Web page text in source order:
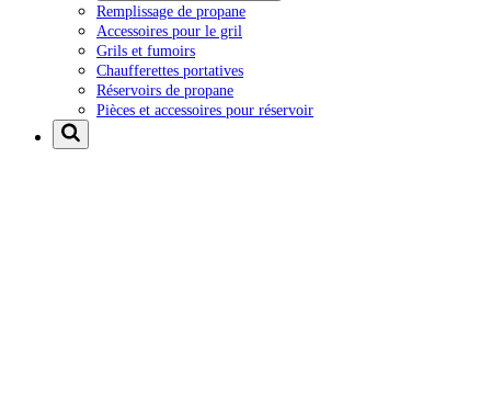
Remplissage de propane
Accessoires pour le gril
Grils et fumoirs
Chaufferettes portatives
Réservoirs de propane
Pièces et accessoires pour réservoir